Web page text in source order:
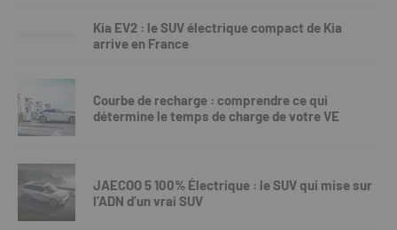
Kia EV2 : le SUV électrique compact de Kia
arrive en France
Courbe de recharge : comprendre ce qui
détermine le temps de charge de votre VE
JAECOO 5 100% Électrique : le SUV qui mise sur
l’ADN d’un vrai SUV